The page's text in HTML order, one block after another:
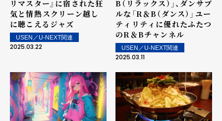
リマスター』に宿された狂
気と情熱――スクリーン越し
に聴こえるジャズ
USEN／U-NEXT関連
2025.03.22
B（リラックス）」、ダンサブ
ルな「R＆B（ダンス）」――ユー
ティリティに優れたふたつ
のR＆Bチャンネル
USEN／U-NEXT関連
2025.03.11